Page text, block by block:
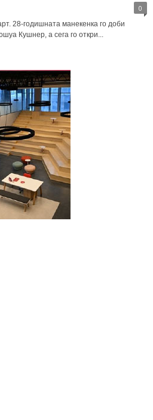
0
28-годишната манекенка го доби
Кушнер, а сега го откри...